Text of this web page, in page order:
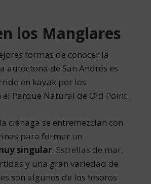
los Manglares
formas de conocer la
autóctona de San Andrés es
en kayak por los
el Parque Natural de Old Point.
ciénaga se entremezclan con
para formar un
singular. Estrellas de mar,
y una gran variedad de
son algunos de los tesoros